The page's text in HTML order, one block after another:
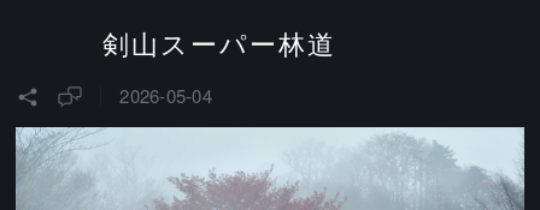
剣山スーパー林道
2026-05-04